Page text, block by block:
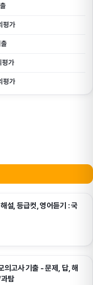
평가
가
평가
설, 등급컷, 영어듣기 : 국
고사 기출 - 문제, 답, 해
탐